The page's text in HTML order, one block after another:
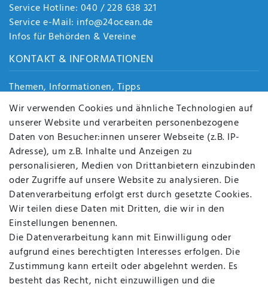
Service Hotline: 040 / 228 638 321
Service e-Mail: info@24ocean.de
Infos für Behörden & Vereine
KONTAKT & INFORMATIONEN
Themen, Informationen, Tipps
Jobs
Über uns
Kontakt
Datenschutz
AGB
FAQ
Batterieentsorgung
Altölverordnung
Impressum
BEQUEM UND SICHER BEZAHLEN MIT
Wir verwenden Cookies und ähnliche Technologien auf
unserer Website und verarbeiten personenbezogene
Daten von Besucher:innen unserer Webseite (z.B. IP-
Adresse), um z.B. Inhalte und Anzeigen zu
personalisieren, Medien von Drittanbietern einzubinden
oder Zugriffe auf unsere Website zu analysieren. Die
Datenverarbeitung erfolgt erst durch gesetzte Cookies.
Wir teilen diese Daten mit Dritten, die wir in den
Einstellungen benennen.
Die Datenverarbeitung kann mit Einwilligung oder
aufgrund eines berechtigten Interesses erfolgen. Die
Zustimmung kann erteilt oder abgelehnt werden. Es
besteht das Recht, nicht einzuwilligen und die